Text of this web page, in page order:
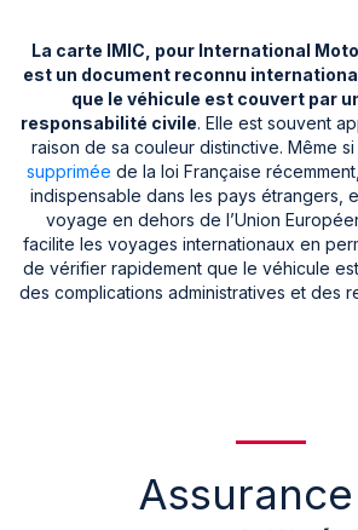
La carte IMIC, pour International
est un document reconnu
que le véhicule est couvert par
responsabilité civile. Elle est souvent
raison de sa couleur distinctive. Même si
supprimée de la loi Française
indispensable dans les pays étrangers,
voyage en dehors de l’Union
facilite les voyages internationaux en
de vérifier rapidement que le véhicule
des complications administratives et des